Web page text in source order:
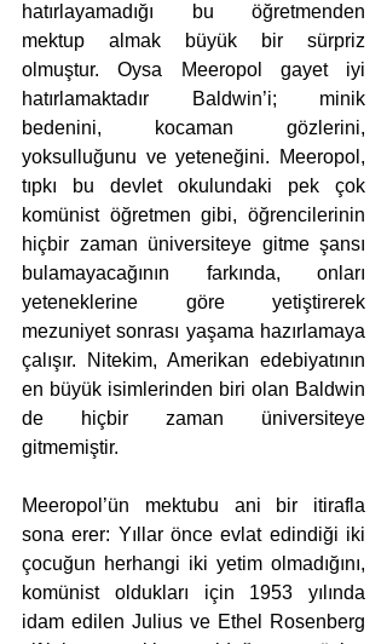
hatırlayamadığı bu öğretmenden
mektup almak büyük bir sürpriz
olmuştur. Oysa Meeropol gayet iyi
hatırlamaktadır Baldwin’i; minik
bedenini, kocaman gözlerini,
yoksulluğunu ve yeteneğini. Meeropol,
tıpkı bu devlet okulundaki pek çok
komünist öğretmen gibi, öğrencilerinin
hiçbir zaman üniversiteye gitme şansı
bulamayacağının farkında, onları
yeteneklerine göre yetiştirerek
mezuniyet sonrası yaşama hazırlamaya
çalışır. Nitekim, Amerikan edebiyatının
en büyük isimlerinden biri olan Baldwin
de hiçbir zaman üniversiteye
gitmemiştir.
Meeropol’ün mektubu ani bir itirafla
sona erer: Yıllar önce evlat edindiği iki
çocuğun herhangi iki yetim olmadığını,
komünist oldukları için 1953 yılında
idam edilen Julius ve Ethel Rosenberg